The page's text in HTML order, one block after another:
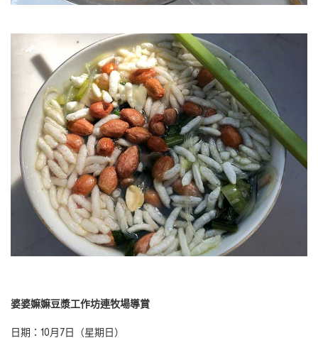
婆婆嫲嫲豆漿工作坊連牧場導賞
日期： 10月7日（星期日）